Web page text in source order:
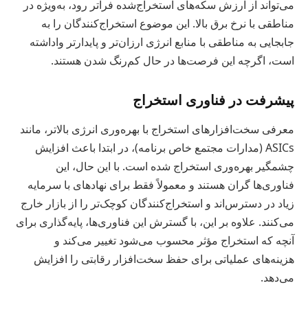
می‌تواند از ارزش سکه‌های استخراج‌شده فراتر رود، به‌ویژه در
مناطقی با نرخ برق بالا. این موضوع استخراج‌کنندگان را به
جابجایی به مناطقی با منابع انرژی ارزان‌تر و پایدارتر واداشته
است، اگرچه این فرصت‌ها در حال کم‌رنگ شدن هستند.
پیشرفت در فناوری استخراج
معرفی سخت‌افزارهای استخراج با بهره‌وری انرژی بالاتر، مانند
ASICs (مدارات مجتمع خاص برنامه)، در ابتدا باعث افزایش
چشمگیر بهره‌وری استخراج شده است. با این حال، این
فناوری‌ها گران هستند و معمولاً فقط برای نهادهای با سرمایه
زیاد در دسترس‌اند و استخراج‌کنندگان کوچک‌تر را از بازار خارج
می‌کنند. علاوه بر این، با گسترش این فناوری‌ها، پایه‌گذاری برای
آنچه که استخراج مؤثر محسوب می‌شود تغییر می‌کند و
هزینه‌های عملیاتی برای حفظ سخت‌افزار رقابتی را افزایش
می‌دهد.